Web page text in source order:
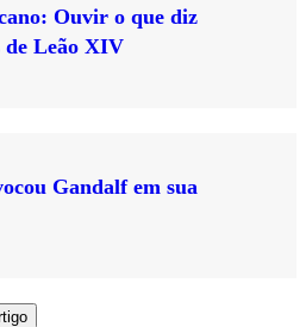
Ouvir o que diz
Leão XIV
Gandalf em sua